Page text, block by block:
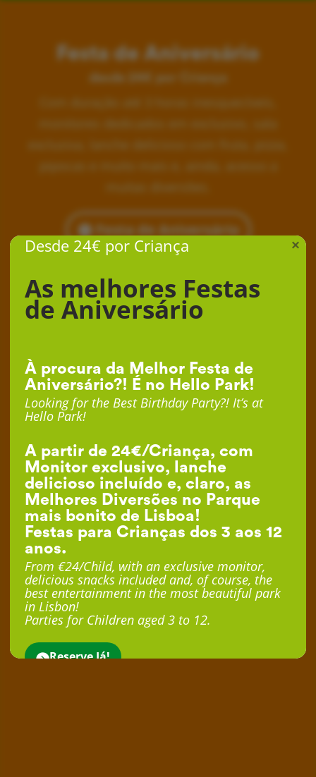
Festa de Aniversário
desde 24€ por Criança
Festa de Aniversário
Desde 24€ por Criança
As melhores Festas
de Aniversário
À procura da Melhor Festa de
Aniversário?! É no Hello Park!
Looking for the Best Birthday Party?! It’s at
Hello Park!
A partir de 24€/Criança, com
Monitor exclusivo, lanche
delicioso incluído e, claro, as
Melhores Diversões no Parque
mais bonito de Lisboa!
Festas para Crianças dos 3 aos 12
anos.
From €24/Child, with an exclusive monitor,
delicious snacks included and, of course, the
best entertainment in the most beautiful park
in Lisbon!
Parties for Children aged 3 to 12.
Reserve Já!
×